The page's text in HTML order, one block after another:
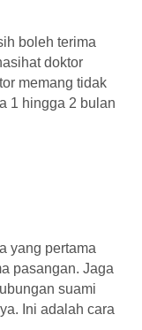
boleh terima
doktor
memang tidak
1 hingga 2 bulan
yang pertama
pasangan. Jaga
suami
Ini adalah cara